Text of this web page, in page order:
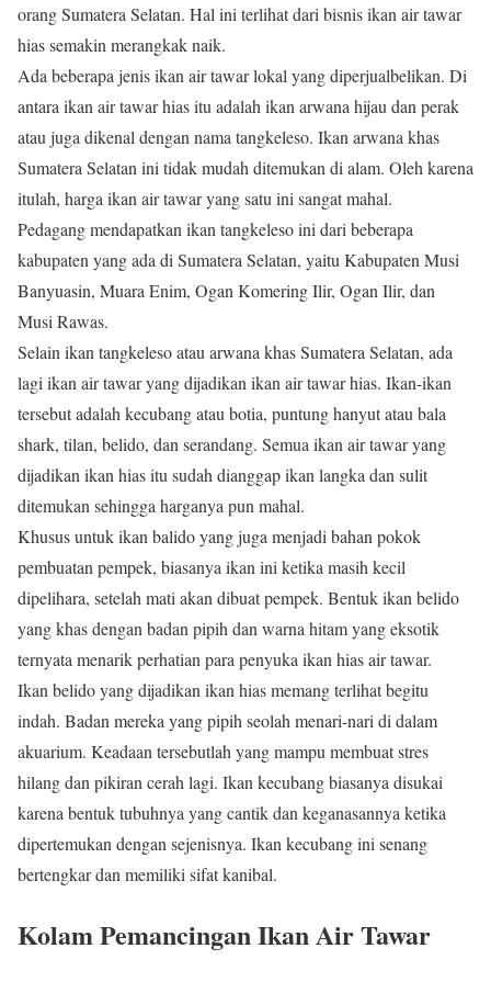
orang Sumatera Selatan. Hal ini terlihat dari bisnis ikan air tawar
hias semakin merangkak naik.
Ada beberapa jenis ikan air tawar lokal yang diperjualbelikan. Di
antara ikan air tawar hias itu adalah ikan arwana hijau dan perak
atau juga dikenal dengan nama tangkeleso. Ikan arwana khas
Sumatera Selatan ini tidak mudah ditemukan di alam. Oleh karena
itulah, harga ikan air tawar yang satu ini sangat mahal.
Pedagang mendapatkan ikan tangkeleso ini dari beberapa
kabupaten yang ada di Sumatera Selatan, yaitu Kabupaten Musi
Banyuasin, Muara Enim, Ogan Komering Ilir, Ogan Ilir, dan
Musi Rawas.
Selain ikan tangkeleso atau arwana khas Sumatera Selatan, ada
lagi ikan air tawar yang dijadikan ikan air tawar hias. Ikan-ikan
tersebut adalah kecubang atau botia, puntung hanyut atau bala
shark, tilan, belido, dan serandang. Semua ikan air tawar yang
dijadikan ikan hias itu sudah dianggap ikan langka dan sulit
ditemukan sehingga harganya pun mahal.
Khusus untuk ikan balido yang juga menjadi bahan pokok
pembuatan pempek, biasanya ikan ini ketika masih kecil
dipelihara, setelah mati akan dibuat pempek. Bentuk ikan belido
yang khas dengan badan pipih dan warna hitam yang eksotik
ternyata menarik perhatian para penyuka ikan hias air tawar.
Ikan belido yang dijadikan ikan hias memang terlihat begitu
indah. Badan mereka yang pipih seolah menari-nari di dalam
akuarium. Keadaan tersebutlah yang mampu membuat stres
hilang dan pikiran cerah lagi. Ikan kecubang biasanya disukai
karena bentuk tubuhnya yang cantik dan keganasannya ketika
dipertemukan dengan sejenisnya. Ikan kecubang ini senang
bertengkar dan memiliki sifat kanibal.
Kolam Pemancingan Ikan Air Tawar